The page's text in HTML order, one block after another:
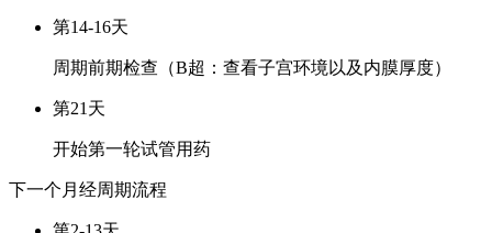
第14-16天
周期前期检查（B超：查看子宫环境以及内膜厚度）
第21天
开始第一轮试管用药
下一个月经周期流程